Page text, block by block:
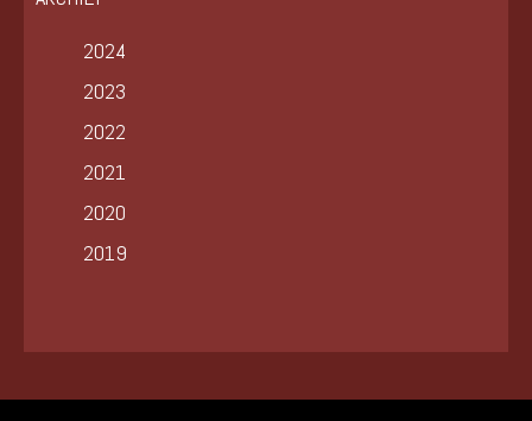
2024
2023
2022
2021
2020
2019